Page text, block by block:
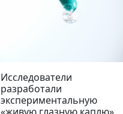
Исследователи
разработали
экспериментальную